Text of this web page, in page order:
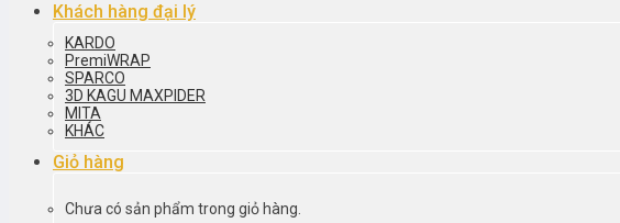
Khách hàng đại lý
KARDO
PremiWRAP
SPARCO
3D KAGU MAXPIDER
MITA
KHÁC
Giỏ hàng
Chưa có sản phẩm trong giỏ hàng.